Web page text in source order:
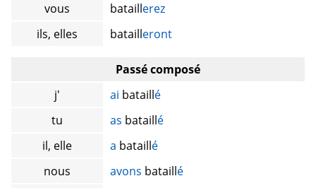
vous
bataillerez
ils, elles
batailleront
Passé composé
j'
ai bataillé
tu
as bataillé
il, elle
a bataillé
nous
avons bataillé